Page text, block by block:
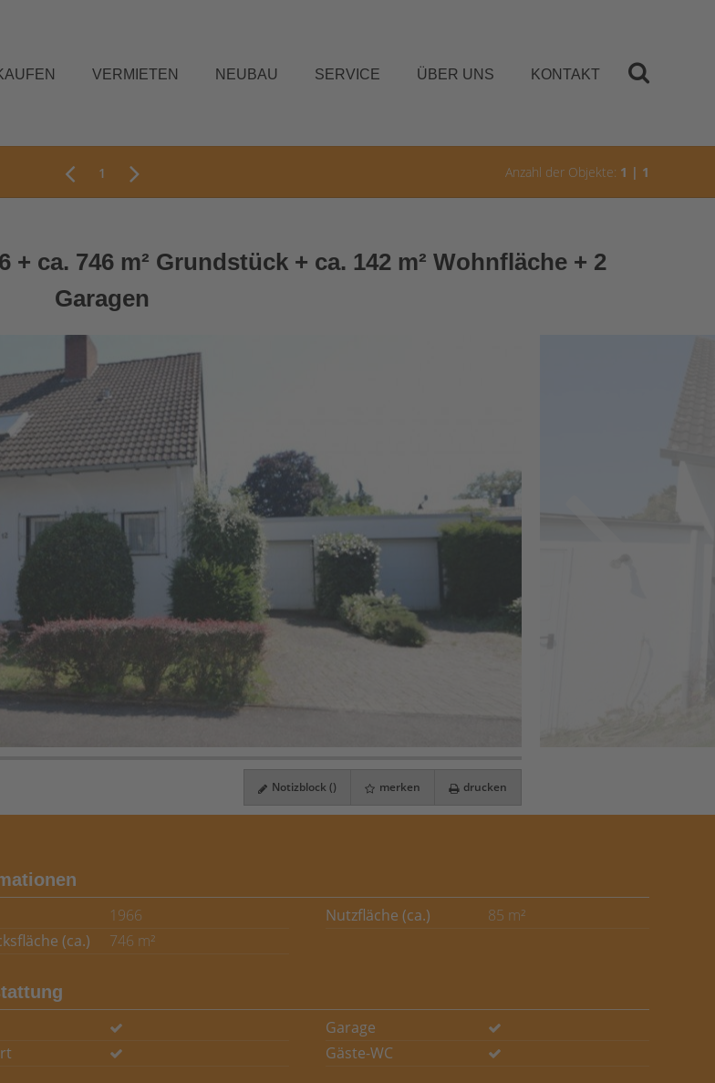
VERMIETEN NEUBAU SERVICE ÜBER UNS KONTAKT
1 Anzahl der Objekte: 1 | 1
ca. 746 m² Grundstück + ca. 142 m² Wohnfläche + 2
Garagen
Notizblock () merken drucken
1966 Nutzfläche (ca.)
85 m²
(ca.)
746 m²
Garage
Gäste-WC